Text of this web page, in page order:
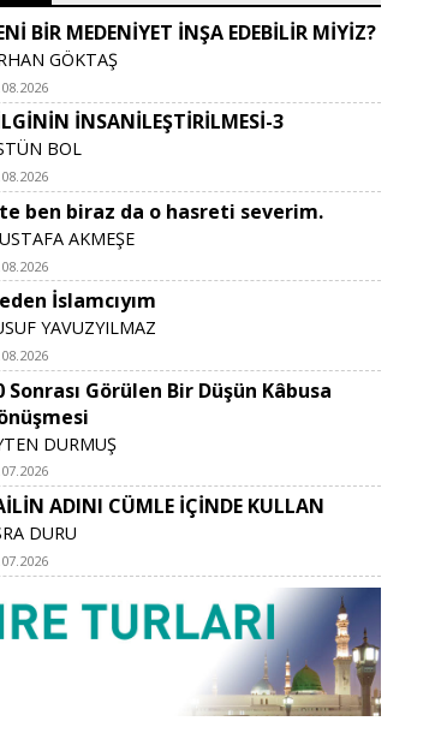
BİR MEDENİYET İNŞA EDEBİLİR MİYİZ?
GÖKTAŞ
İNSANİLEŞTİRİLMESİ-3
BOL
ben biraz da o hasreti severim.
AKMEŞE
İslamcıyım
YAVUZYILMAZ
Sonrası Görülen Bir Düşün Kâbusa
DURMUŞ
ADINI CÜMLE İÇİNDE KULLAN
DURU